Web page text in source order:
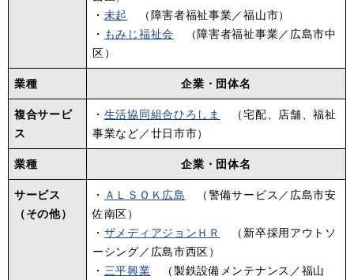
・ 未起
（障害者福祉事業／福山市）
​・ もみじ福祉会 （障害者福祉事業／広島市中
区）
業種 企業・団体名
複合サービ
ス
・ 生活協同組合ひろしま
（宅配、店舗、福祉
事業など／廿日市市）
業種 企業・団体名
サービス
（その他）
・ ＡＬＳＯＫ広島 （警備サービス／広島市安
佐南区）
・ ザメディアジョンＨＲ
（新卒採用アウトソ
ーシング／広島市西区）
・ 三平興業 （製鉄設備メンテナンス／福山